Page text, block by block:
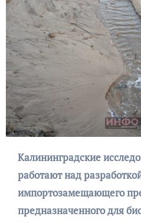
Калининградские исследователи активно
работают над
импортозамещающего
предназначенного для